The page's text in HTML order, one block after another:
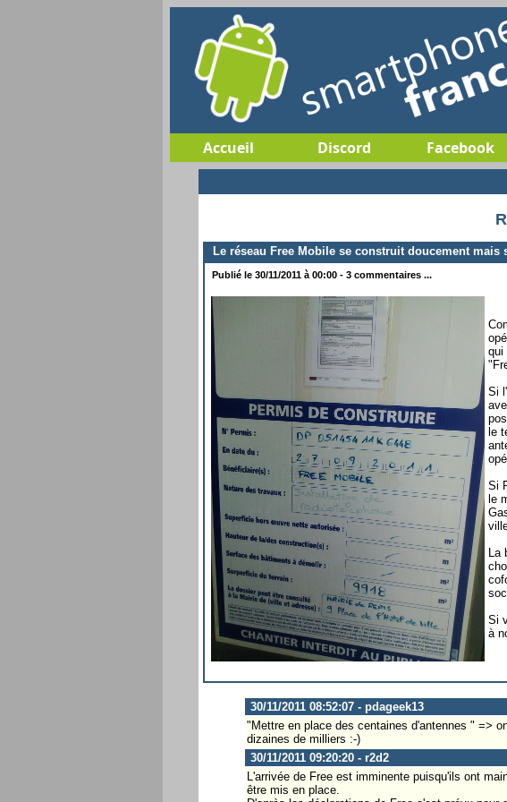
Accueil Discord Facebook
Le réseau Free Mobile se construit doucement mais
Publié le 30/11/2011 à 00:00 - 3 commentaires ...
qui
Si
le
Si
le
La
Si
à
30/11/2011 08:52:07 - pdageek13
"Mettre en place des centaines d'antennes " =>
dizaines de milliers :-)
30/11/2011 09:20:20 - r2d2
L'arrivée de Free est imminente puisqu'ils ont
être mis en place.